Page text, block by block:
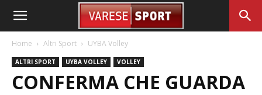
Home Altri Sport UYBA Volley
ALTRI SPORT UYBA VOLLEY VOLLEY
CONFERMA CHE GUARDA